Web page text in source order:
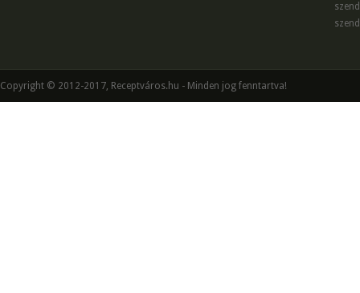
Copyright © 2012-2017, Receptváros.hu - Minden jog fenntartva!